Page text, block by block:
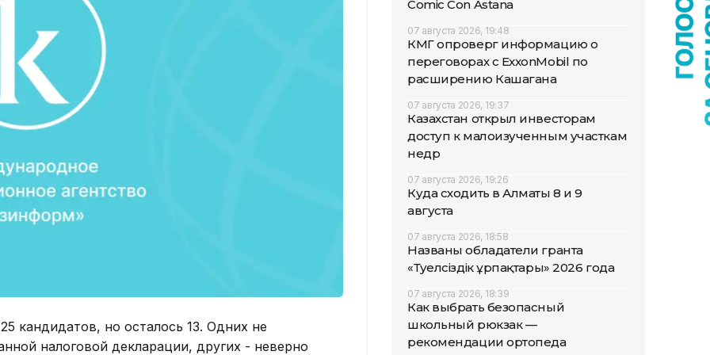
кандидатов, но осталось 13. Одних не
налоговой декларации, других - неверно
Comic Con Astana
07 августа 2026, 19:48
КМГ опроверг информацию о
переговорах с ExxonMobil по
расширению Кашагана
07 августа 2026, 19:37
Казахстан открыл инвесторам
доступ к малоизученным участкам
недр
07 августа 2026, 19:26
Куда сходить в Алматы 8 и 9
августа
07 августа 2026, 18:58
Названы обладатели гранта
«Тәуелсіздік ұрпақтары» 2026 года
07 августа 2026, 18:39
Как выбрать безопасный
школьный рюкзак —
рекомендации ортопеда